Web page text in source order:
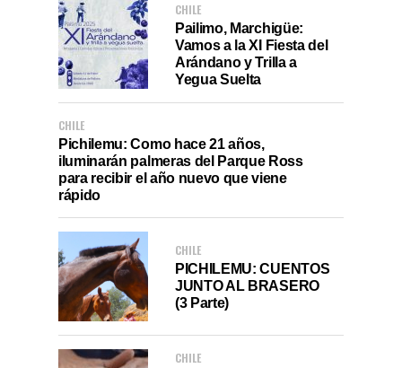
CHILE
Pailimo, Marchigüe:
Vamos a la XI Fiesta del
Arándano y Trilla a
Yegua Suelta
CHILE
Pichilemu: Como hace 21 años,
iluminarán palmeras del Parque Ross
para recibir el año nuevo que viene
rápido
CHILE
PICHILEMU: CUENTOS
JUNTO AL BRASERO
(3 Parte)
CHILE